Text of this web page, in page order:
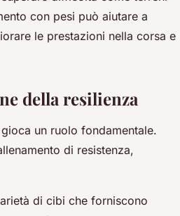
con pesi può aiutare a
le prestazioni nella corsa e
della resilienza
un ruolo fondamentale.
di resistenza,
di cibi che forniscono